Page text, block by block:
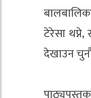
टेरेसा
देखाउन